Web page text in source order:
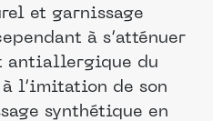
et garnissage
à s’atténuer
antiallergique du
l’imitation de son
synthétique en